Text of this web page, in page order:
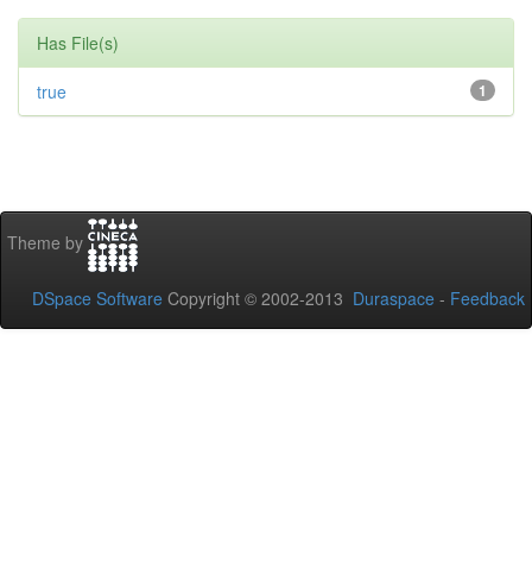
Has File(s)
1
true
Theme by
DSpace Software Copyright © 2002-2013 Duraspace - Feedback